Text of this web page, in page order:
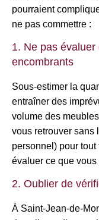
pourraient
ne pas commettre :
1. Ne pas
encombrants
Sous-estimer la
entraîner des
volume des
vous retrouver sans
personnel) pour
évaluer ce que
2. Oublier de
À Saint-Jean-de-